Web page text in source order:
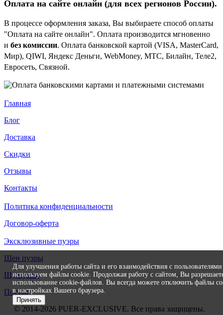
Оплата на сайте онлайн (для всех регионов России).
В процессе оформления заказа, Вы выбираете способ оплаты
"Оплата на сайте онлайн". Оплата производится мгновенно
и без комиссии. Оплата банковской картой (VISA, MasterCard,
Мир), QIWI, Яндекс Деньги, WebMoney, МТС, Билайн, Теле2,
Евросеть, Связной.
Главная
Блог
Доставка
Скидки
Отзывы
Контакты
Политика конфиденциальности
Договор-оферта
Эксклюзивные пуэры
Шен пуэры
Шу пуэры
Посуда
© 2014-2026 PUER-EXCLUSIVE. Все права защищены.
Для улучшения работы сайта и его взаимодействия с
используем файлы cookie. Продолжая работу с сайтом, Вы
использование cookie-файлов. Вы всегда можете отключить файлы
в настройках Вашего браузера.
Принять